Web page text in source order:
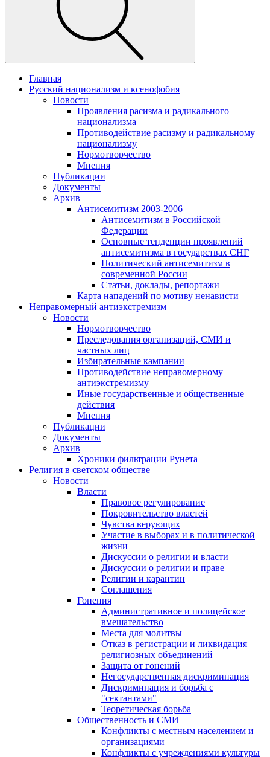
Главная
Русский национализм и ксенофобия
Новости
Проявления расизма и радикального
национализма
Противодействие расизму и радикальному
национализму
Нормотворчество
Мнения
Публикации
Документы
Архив
Антисемитизм 2003-2006
Антисемитизм в Российской
Федерации
Основные тенденции проявлений
антисемитизма в государствах СНГ
Политический антисемитизм в
современной России
Статьи, доклады, репортажи
Карта нападений по мотиву ненависти
Неправомерный антиэкстремизм
Новости
Нормотворчество
Преследования организаций, СМИ и
частных лиц
Избирательные кампании
Противодействие неправомерному
антиэкстремизму
Иные государственные и общественные
действия
Мнения
Публикации
Документы
Архив
Хроники фильтрации Рунета
Религия в светском обществе
Новости
Власти
Правовое регулирование
Покровительство властей
Чувства верующих
Участие в выборах и в политической
жизни
Дискуссии о религии и власти
Дискуссии о религии и праве
Религии и карантин
Соглашения
Гонения
Административное и полицейское
вмешательство
Места для молитвы
Отказ в регистрации и ликвидация
религиозных объединений
Защита от гонений
Негосударственная дискриминация
Дискриминация и борьба с
"сектантами"
Теоретическая борьба
Общественность и СМИ
Конфликты с местным населением и
организациями
Конфликты с учреждениями культуры